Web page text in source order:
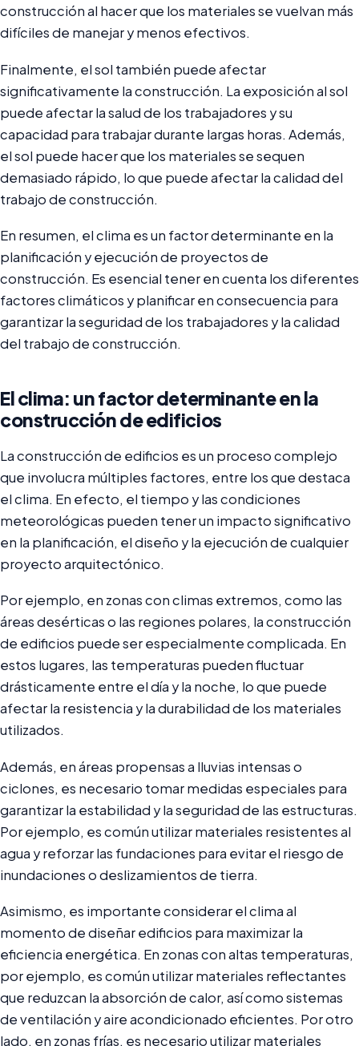
construcción al hacer que los materiales se vuelvan más
difíciles de manejar y menos efectivos.
Finalmente, el sol también puede afectar
significativamente la construcción. La exposición al sol
puede afectar la salud de los trabajadores y su
capacidad para trabajar durante largas horas. Además,
el sol puede hacer que los materiales se sequen
demasiado rápido, lo que puede afectar la calidad del
trabajo de construcción.
En resumen, el clima es un factor determinante en la
planificación y ejecución de proyectos de
construcción. Es esencial tener en cuenta los diferentes
factores climáticos y planificar en consecuencia para
garantizar la seguridad de los trabajadores y la calidad
del trabajo de construcción.
El clima: un factor determinante en la
construcción de edificios
La construcción de edificios es un proceso complejo
que involucra múltiples factores, entre los que destaca
el clima. En efecto, el tiempo y las condiciones
meteorológicas pueden tener un impacto significativo
en la planificación, el diseño y la ejecución de cualquier
proyecto arquitectónico.
Por ejemplo, en zonas con climas extremos, como las
áreas desérticas o las regiones polares, la construcción
de edificios puede ser especialmente complicada. En
estos lugares, las temperaturas pueden fluctuar
drásticamente entre el día y la noche, lo que puede
afectar la resistencia y la durabilidad de los materiales
utilizados.
Además, en áreas propensas a lluvias intensas o
ciclones, es necesario tomar medidas especiales para
garantizar la estabilidad y la seguridad de las estructuras.
Por ejemplo, es común utilizar materiales resistentes al
agua y reforzar las fundaciones para evitar el riesgo de
inundaciones o deslizamientos de tierra.
Asimismo, es importante considerar el clima al
momento de diseñar edificios para maximizar la
eficiencia energética. En zonas con altas temperaturas,
por ejemplo, es común utilizar materiales reflectantes
que reduzcan la absorción de calor, así como sistemas
de ventilación y aire acondicionado eficientes. Por otro
lado, en zonas frías, es necesario utilizar materiales